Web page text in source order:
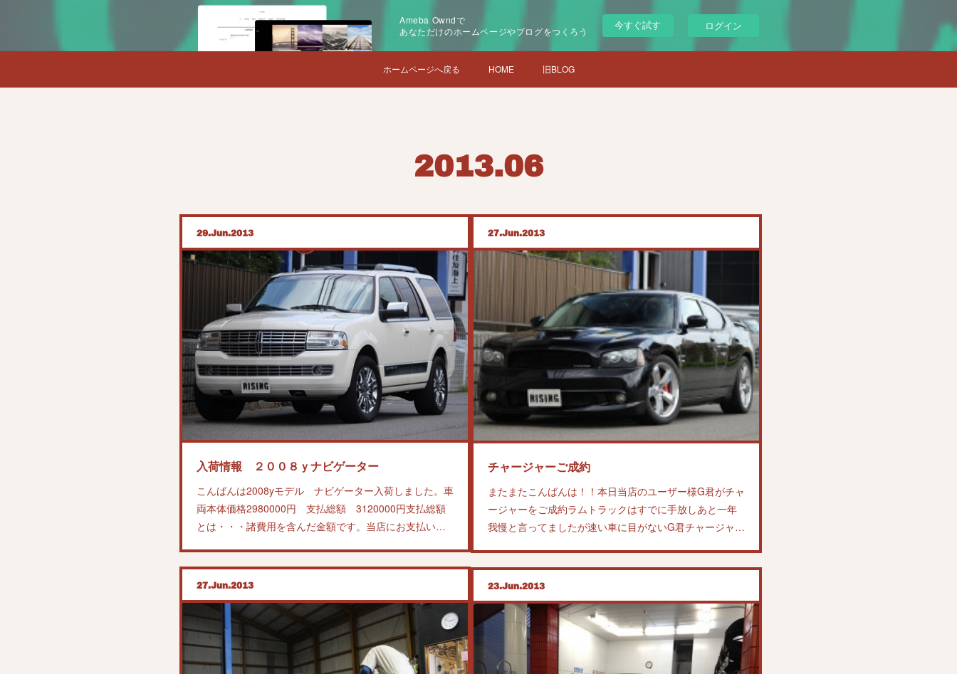
Ameba Owndで
あなただけのホームページやブログをつくろう
今すぐ試す ログイン
ホームページへ戻る HOME 旧BLOG
2013.06
29 Jun 2013
入荷情報 ２００８ｙナビゲーター
こんばんは2008yモデル ナビゲーター入荷しました。車
両本体価格2980000円 支払総額 3120000円支払総額
とは・・・諸費用を含んだ金額です。当店にお支払い…
27 Jun 2013
チャージャーご成約
またまたこんばんは！！本日当店のユーザー様G君がチャ
ージャーをご成約ラムトラックはすでに手放しあと一年
我慢と言ってましたが速い車に目がないG君チャージャ…
27 Jun 2013 23 Jun 2013